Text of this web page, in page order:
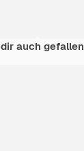
auch gefallen